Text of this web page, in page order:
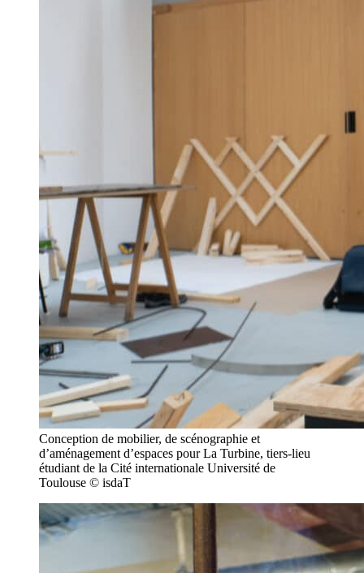
Conception de mobilier, de scénographie et
d’aménagement d’espaces pour La Turbine, tiers-lieu
étudiant de la Cité internationale Université de
Toulouse © isdaT